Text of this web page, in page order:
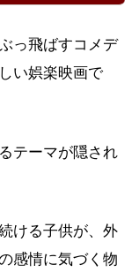
っ飛ばすコメデ
い娯楽映画で
テーマが隠され
ける子供が、外
感情に気づく物